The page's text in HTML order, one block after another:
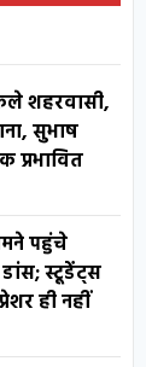
शहरवासी,
सुभाष
प्रभावित
पहुंचे
स्टूडेंट्स
ही नहीं